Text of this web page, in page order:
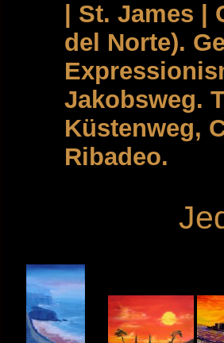
| St. James
del Norte).
Jakobsweg.
Küstenweg,
Ribadeo.